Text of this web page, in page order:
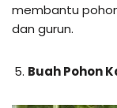
membantu
dan gurun.
Buah Pohon